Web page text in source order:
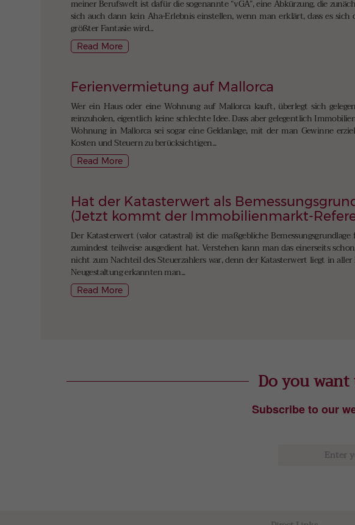
meiner Berufswelt ist dafür die sogenannte “vGA”, eine Abkürzung, die
sich auch dann kein Aha-Erlebnis einstellen, wenn man erklärt, dass es
größter Fantasie wird...
Read More
Ferienvermietung auf Mallorca
Wer ein Haus oder eine Wohnung auf Mallorca kauft, überlegt sich
reinzuholen, eigentlich keine schlechte Idee. Dass aber gelegentlich
Wohnung in Mallorca sei sogar eine Geldanlage, mit der man Gewinne
Kosten und Steuern zu berücksichtigen...
Read More
Hat der Katasterwert als
(Jetzt kommt der Immobilienmarkt-
Der Katasterwert (valor catastral) ist die maßgebliche
zumindest teilweise ausgedient hat. Verstehen kann man das einerseits
nicht zum Nachteil des Steuerzahlers war, denn der Katasterwert liegt in
Neugestaltung erkannten man...
Read More
Do you
Subscribe to our